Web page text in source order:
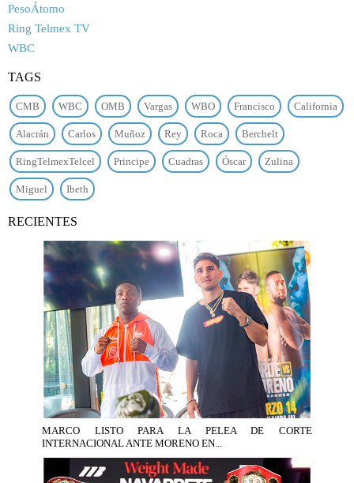
PesoÁtomo
Ring Telmex TV
WBC
TAGS
CMB WBC OMB Vargas WBO Francisco California
Alacrán Carlos Muñoz Rey Roca Berchelt
RingTelmexTelcel Principe Cuadras Óscar Zulina
Miguel Ibeth
RECIENTES
MARCO LISTO PARA LA PELEA DE CORTE
INTERNACIONAL ANTE MORENO EN...